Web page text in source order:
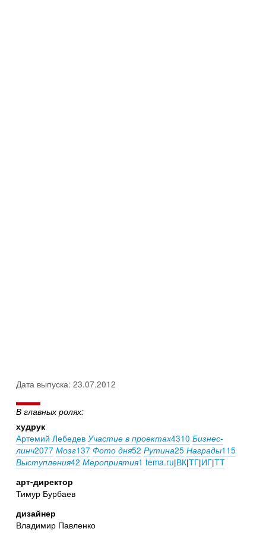
Дата выпуска: 23.07.2012
В главных ролях:
худрук
Артемий Лебедев Участие в проектах4310 Бизнес-
линч2077 Мозг137 Фото дня52 Рутина25 Награды115
Выступления42 Мероприятия1 tema.ru|ВК|ТГ|ИГ|ТТ
арт-директор
Тимур Бурбаев
дизайнер
Владимир Павленко